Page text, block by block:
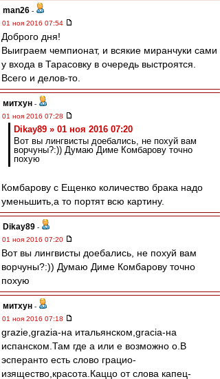
man26 -
01 ноя 2016 07:54
Доброго дня!
Выиграем чемпионат, и всякие миранчуки сами
у входа в Тарасовку в очередь выстроятся.
Всего и делов-то.
митхун -
01 ноя 2016 07:28
Dikay89 » 01 ноя 2016 07:20
Вот вы лингвисты доебались, не похуй вам
ворчуны?:)) Думаю Диме Комбарову точно
похую
Комбарову с Ещенко количество брака надо
уменьшить,а то портят всю картину.
Dikay89 -
01 ноя 2016 07:20
Вот вы лингвисты доебались, не похуй вам
ворчуны?:)) Думаю Диме Комбарову точно
похую
митхун -
01 ноя 2016 07:18
grazie,grazia-на итальянском,gracia-на
испанском.Там где а или е возможно о.В
эсперанто есть слово грацио-
изящество,красота.Каццо от слова капец-